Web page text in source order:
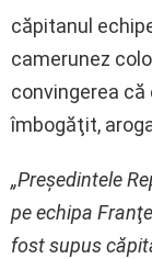
căpitanul
camerunez
convingerea că
îmbogăţit,
„Preşedintele
pe echipa
fost supus